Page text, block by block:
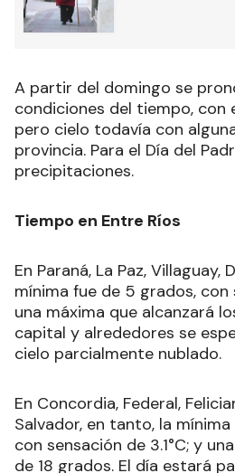
A partir del domingo se
condiciones del tiempo, con
pero cielo todavía con
provincia. Para el Día del
precipitaciones.
Tiempo en Entre Ríos
En Paraná, La Paz, Villaguay,
mínima fue de 5 grados, con
una máxima que alcanzará
capital y alrededores se
cielo parcialmente nublado.
En Concordia, Federal,
Salvador, en tanto, la
con sensación de 3.1°C; y
de 18 grados. El día estará